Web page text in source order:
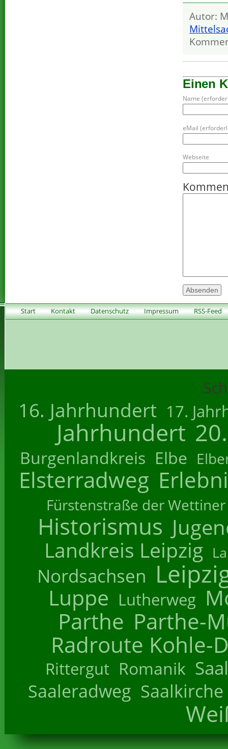
Autor:
Einen
Name
eMail
Webseite
Start Kontakt Datenschutz Impressum RSS-Feed
16. Jahrhundert 17.
Jahrhundert
Burgenlandkreis Elbe
Elsterradweg
Fürstenstraße der Wettiner
Historismus
Landkreis Leipzig
Nordsachsen
Luppe Lutherweg
Parthe Parthe-
Radroute Kohle-
Rittergut Romanik
Saaleradweg Saalkirche